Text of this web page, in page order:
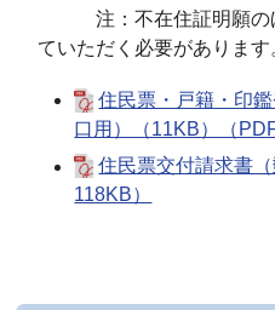
注：不在住証明願のほ
ていただく必要があります
住民票・戸籍・印
口用）（11KB）（
住民票交付請求書
118KB）